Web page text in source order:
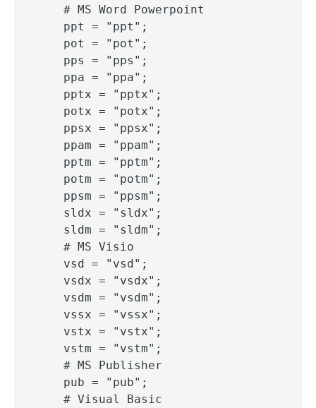
    # MS Word Powerpoint
    ppt = "ppt";
    pot = "pot";
    pps = "pps";
    ppa = "ppa";
    pptx = "pptx";
    potx = "potx";
    ppsx = "ppsx";
    ppam = "ppam";
    pptm = "pptm";
    potm = "potm";
    ppsm = "ppsm";
    sldx = "sldx";
    sldm = "sldm";
    # MS Visio
    vsd = "vsd";
    vsdx = "vsdx";
    vsdm = "vsdm";
    vssx = "vssx";
    vstx = "vstx";
    vstm = "vstm";
    # MS Publisher
    pub = "pub";
    # Visual Basic